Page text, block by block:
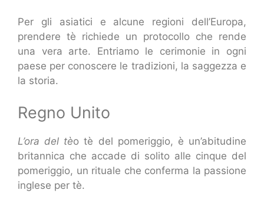
Per gli asiatici e alcune regioni dell’Europa,
prendere tè richiede un protocollo che rende
una vera arte. Entriamo le cerimonie in ogni
paese per conoscere le tradizioni, la saggezza e
la storia.
Regno Unito
L’ora del tèo tè del pomeriggio, è un’abitudine
britannica che accade di solito alle cinque del
pomeriggio, un rituale che conferma la passione
inglese per tè.